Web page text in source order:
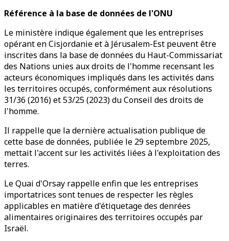
Référence à la base de données de l'ONU
Le ministère indique également que les entreprises
opérant en Cisjordanie et à Jérusalem-Est peuvent être
inscrites dans la base de données du Haut-Commissariat
des Nations unies aux droits de l'homme recensant les
acteurs économiques impliqués dans les activités dans
les territoires occupés, conformément aux résolutions
31/36 (2016) et 53/25 (2023) du Conseil des droits de
l'homme.
Il rappelle que la dernière actualisation publique de
cette base de données, publiée le 29 septembre 2025,
mettait l'accent sur les activités liées à l'exploitation des
terres.
Le Quai d'Orsay rappelle enfin que les entreprises
importatrices sont tenues de respecter les règles
applicables en matière d'étiquetage des denrées
alimentaires originaires des territoires occupés par
Israël.